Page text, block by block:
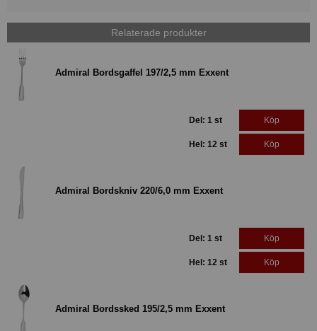
Relaterade produkter
Admiral Bordsgaffel 197/2,5 mm Exxent
Del: 1 st Köp
Hel: 12 st Köp
Admiral Bordskniv 220/6,0 mm Exxent
Del: 1 st Köp
Hel: 12 st Köp
Admiral Bordssked 195/2,5 mm Exxent